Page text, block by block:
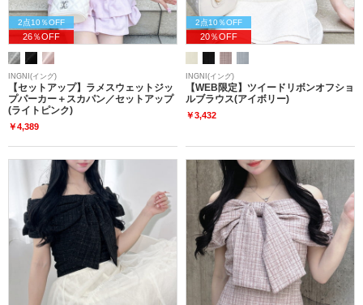
2点10％OFF
26％OFF
INGNI(イング)
【セットアップ】ラメスウェットジッ
プパーカー＋スカパン／セットアップ
(ライトピンク)
￥4,389
2点10％OFF
20％OFF
INGNI(イング)
【WEB限定】ツイードリボンオフショ
ルブラウス(アイボリー)
￥3,432